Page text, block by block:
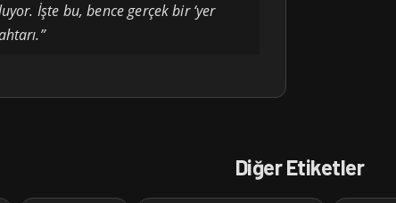
İşte bu, bence gerçek bir ‘yer
Diğer Etiketler